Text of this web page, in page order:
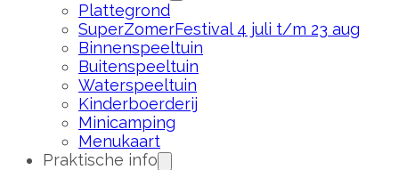
Plattegrond
SuperZomerFestival 4 juli t/m 23 aug
Binnenspeeltuin
Buitenspeeltuin
Waterspeeltuin
Kinderboerderij
Minicamping
Menukaart
Praktische info